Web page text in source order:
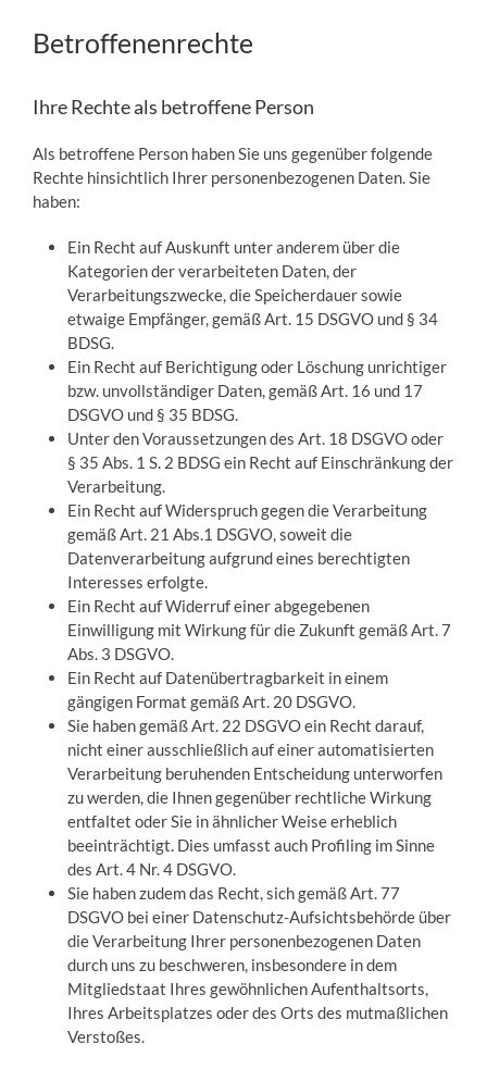
Betroffenenrechte
Ihre Rechte als betroffene Person
Als betroffene Person haben Sie uns gegenüber folgende
Rechte hinsichtlich Ihrer personenbezogenen Daten. Sie
haben:
Ein Recht auf Auskunft unter anderem über die
Kategorien der verarbeiteten Daten, der
Verarbeitungszwecke, die Speicherdauer sowie
etwaige Empfänger, gemäß Art. 15 DSGVO und § 34
BDSG.
Ein Recht auf Berichtigung oder Löschung unrichtiger
bzw. unvollständiger Daten, gemäß Art. 16 und 17
DSGVO und § 35 BDSG.
Unter den Voraussetzungen des Art. 18 DSGVO oder
§ 35 Abs. 1 S. 2 BDSG ein Recht auf Einschränkung der
Verarbeitung.
Ein Recht auf Widerspruch gegen die Verarbeitung
gemäß Art. 21 Abs.1 DSGVO, soweit die
Datenverarbeitung aufgrund eines berechtigten
Interesses erfolgte.
Ein Recht auf Widerruf einer abgegebenen
Einwilligung mit Wirkung für die Zukunft gemäß Art. 7
Abs. 3 DSGVO.
Ein Recht auf Datenübertragbarkeit in einem
gängigen Format gemäß Art. 20 DSGVO.
Sie haben gemäß Art. 22 DSGVO ein Recht darauf,
nicht einer ausschließlich auf einer automatisierten
Verarbeitung beruhenden Entscheidung unterworfen
zu werden, die Ihnen gegenüber rechtliche Wirkung
entfaltet oder Sie in ähnlicher Weise erheblich
beeinträchtigt. Dies umfasst auch Profiling im Sinne
des Art. 4 Nr. 4 DSGVO.
Sie haben zudem das Recht, sich gemäß Art. 77
DSGVO bei einer Datenschutz-Aufsichtsbehörde über
die Verarbeitung Ihrer personenbezogenen Daten
durch uns zu beschweren, insbesondere in dem
Mitgliedstaat Ihres gewöhnlichen Aufenthaltsorts,
Ihres Arbeitsplatzes oder des Orts des mutmaßlichen
Verstoßes.